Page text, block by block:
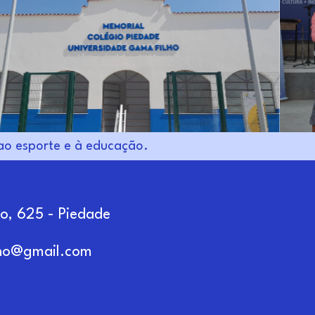
esporte e à educação.
625 - Piedade